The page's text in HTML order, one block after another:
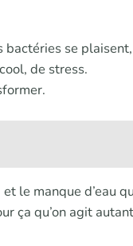
bactéries se plaisent,
de stress.
le manque d’eau
ça qu’on agit autant